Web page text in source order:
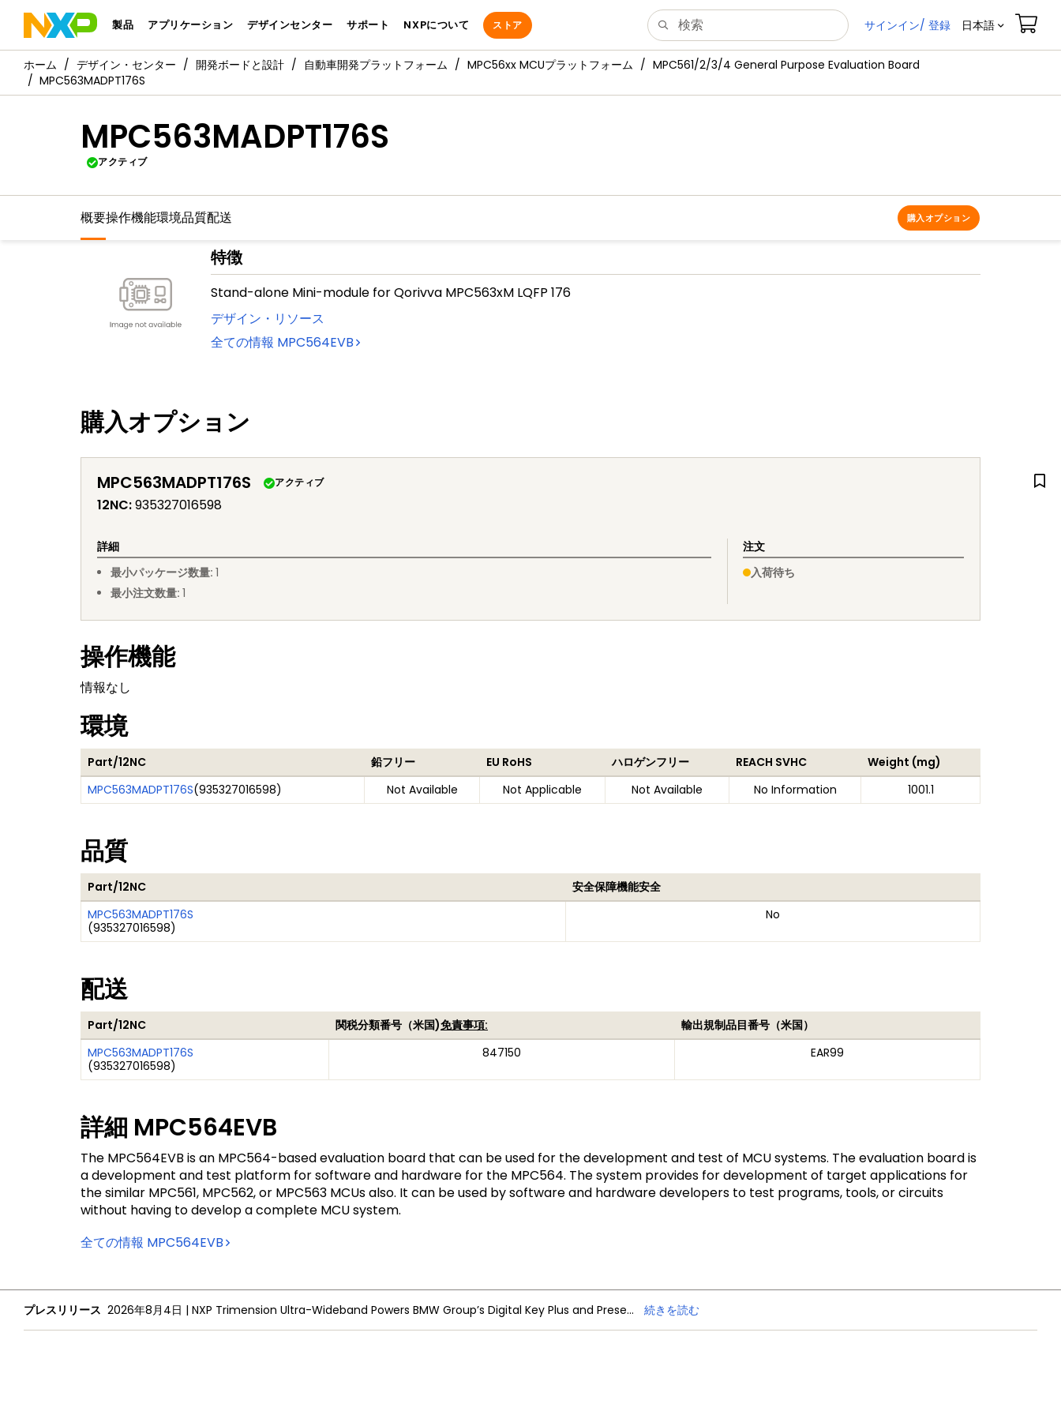
製品 アプリケーション デザインセンター サポート NXPについて ストア サインイン/ 登録 日本語
デザイン・センター 開発ボードと設計 自動車開発プラットフォーム MPC56xx MCUプラットフォーム
MPC561/2/3/4 General Purpose Evaluation Board
MPC563MADPT176S
MPC563MADPT176S
アクティブ
概要操作機能環境品質配送 購入オプション
特徴
Stand-alone Mini-module for Qorivva MPC563xM LQFP 176
デザイン・リソース
全ての情報 MPC564EVB
購入オプション
MPC563MADPT176S アクティブ
12NC:935327016598
詳細
最小パッケージ数量: 1
最小注文数量: 1
注文
入荷待ち
操作機能
情報なし
環境
Part/12NC 鉛フリー EU RoHS ハロゲンフリー REACH SVHC
Weight (mg)
MPC563MADPT176S(935327016598) Not Available Not Applicable Not Available No Information 1001.1
品質
Part/12NC
安全保障機能安全
MPC563MADPT176S
(935327016598)
No
配送
Part/12NC 関税分類番号（米国)免責事項:
輸出規制品目番号（米国）
MPC563MADPT176S
(935327016598)
847150 EAR99
詳細 MPC564EVB
The MPC564EVB is an MPC564-based evaluation board that can be used for the development and test of MCU systems. The evaluation board is
a development and test platform for software and hardware for the MPC564. The system provides for development of target applications for
the similar MPC561, MPC562, or MPC563 MCUs also. It can be used by software and hardware developers to test programs, tools, or circuits
without having to develop a complete MCU system.
全ての情報 MPC564EVB
プレスリリース 2026年8月4日 | NXP Trimension Ultra-Wideband Powers BMW Group’s Digital Key Plus and Presence Detection 続きを読む